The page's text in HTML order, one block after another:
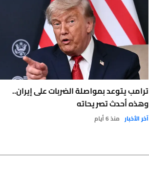
ترامب يتوعد بمواصلة الضربات على إيران..
وهذه أحدث تصريحاته
آخر الأخبار منذ 6 أيام